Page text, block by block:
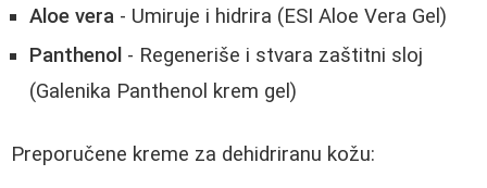
Aloe vera - Umiruje i hidrira (ESI Aloe Vera Gel)
Panthenol - Regeneriše i stvara zaštitni sloj
(Galenika Panthenol krem gel)
Preporučene kreme za dehidriranu kožu: